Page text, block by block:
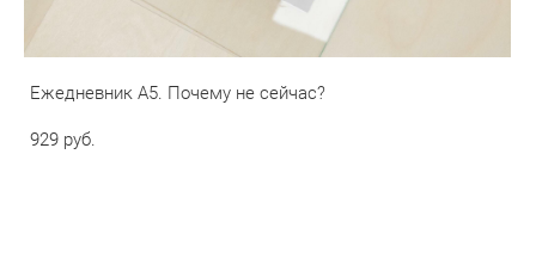
Ежедневник А5. Почему не сейчас?
929 pуб.